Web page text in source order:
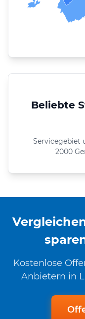
Beliebte
Servicegebiet
2000
Kostenlose
Anbietern in